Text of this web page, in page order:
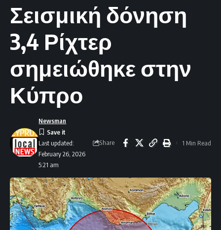
Σεισμική δόνηση
3,4 Ρίχτερ
σημειώθηκε στην
Κύπρο
Last updated:
February 26, 2026
5:21 am
Newsman
Share 1 Min Read